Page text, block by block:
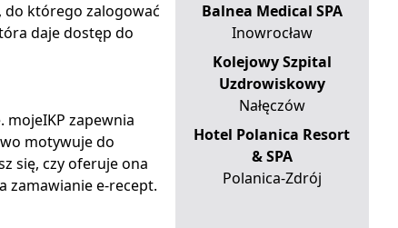
do którego zalogować
daje dostęp do
mojeIKP zapewnia
motywuje do
się, czy oferuje ona
zamawianie e-recept.
Balnea Medical SPA
Inowrocław
Kolejowy Szpital
Uzdrowiskowy
Nałęczów
Hotel Polanica Resort
& SPA
Polanica-Zdrój